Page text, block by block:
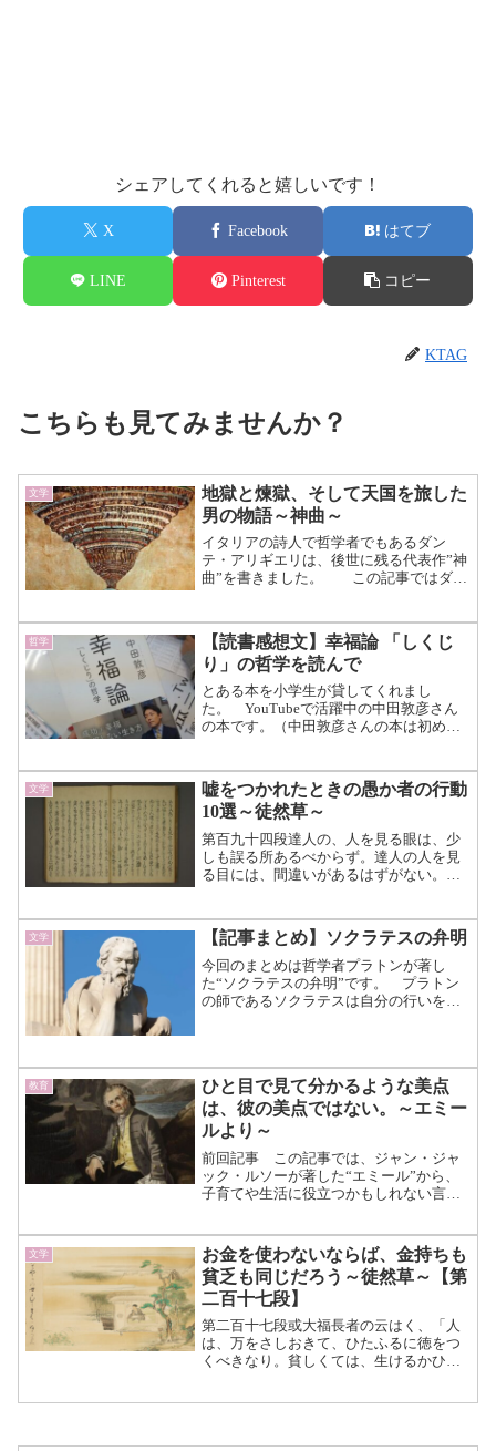
シェアしてくれると嬉しいです！
X Facebook はてブ
LINE Pinterest コピー
KTAG
こちらも見てみませんか？
文学
地獄と煉獄、そして天国を旅した
男の物語～神曲～
イタリアの詩人で哲学者でもあるダン
テ・アリギエリは、後世に残る代表作”神
曲”を書きました。 この記事ではダン
～1321年） フィレンツェに生まれた
ダンテはしば...（続きを読む）
哲学
【読書感想文】幸福論 「しくじ
り」の哲学を読んで
とある本を小学生が貸してくれまし
た。 YouTubeで活躍中の中田敦彦さん
の本です。（中田敦彦さんの本は初めて
に持ってきたそうです。 なので、バ
レる前に返すために月曜...（続きを読
む）
文学
嘘をつかれたときの愚か者の行動
10選～徒然草～
第百九十四段達人の、人を見る眼は、少
しも誤る所あるべからず。達人の人を見
る目には、間違いがあるはずがない。
直に、実と思ひて、言ふまゝに諮らるゝ
人あり。例えば、ある人が...（続きを読
む）
文学 【記事まとめ】ソクラテスの弁明
今回のまとめは哲学者プラトンが著し
た“ソクラテスの弁明”です。 プラトン
の師であるソクラテスは自分の行いを何
がっています。 そんなソ...（続きを読
む）
教育
ひと目で見て分かるような美点
は、彼の美点ではない。～エミー
ルより～
前回記事 この記事では、ジャン・ジャ
ック・ルソーが著した“エミール”から、
子育てや生活に役立つかもしれない言葉
である”と考えたルソーの考えを、1記事
に3つずつまとめていきま...（続きを読
む）
文学
お金を使わないならば、金持ちも
貧乏も同じだろう～徒然草～【第
二百十七段】
第二百十七段或大福長者の云はく、「人
は、万をさしおきて、ひたふるに徳をつ
くべきなり。貧しくては、生けるかひな